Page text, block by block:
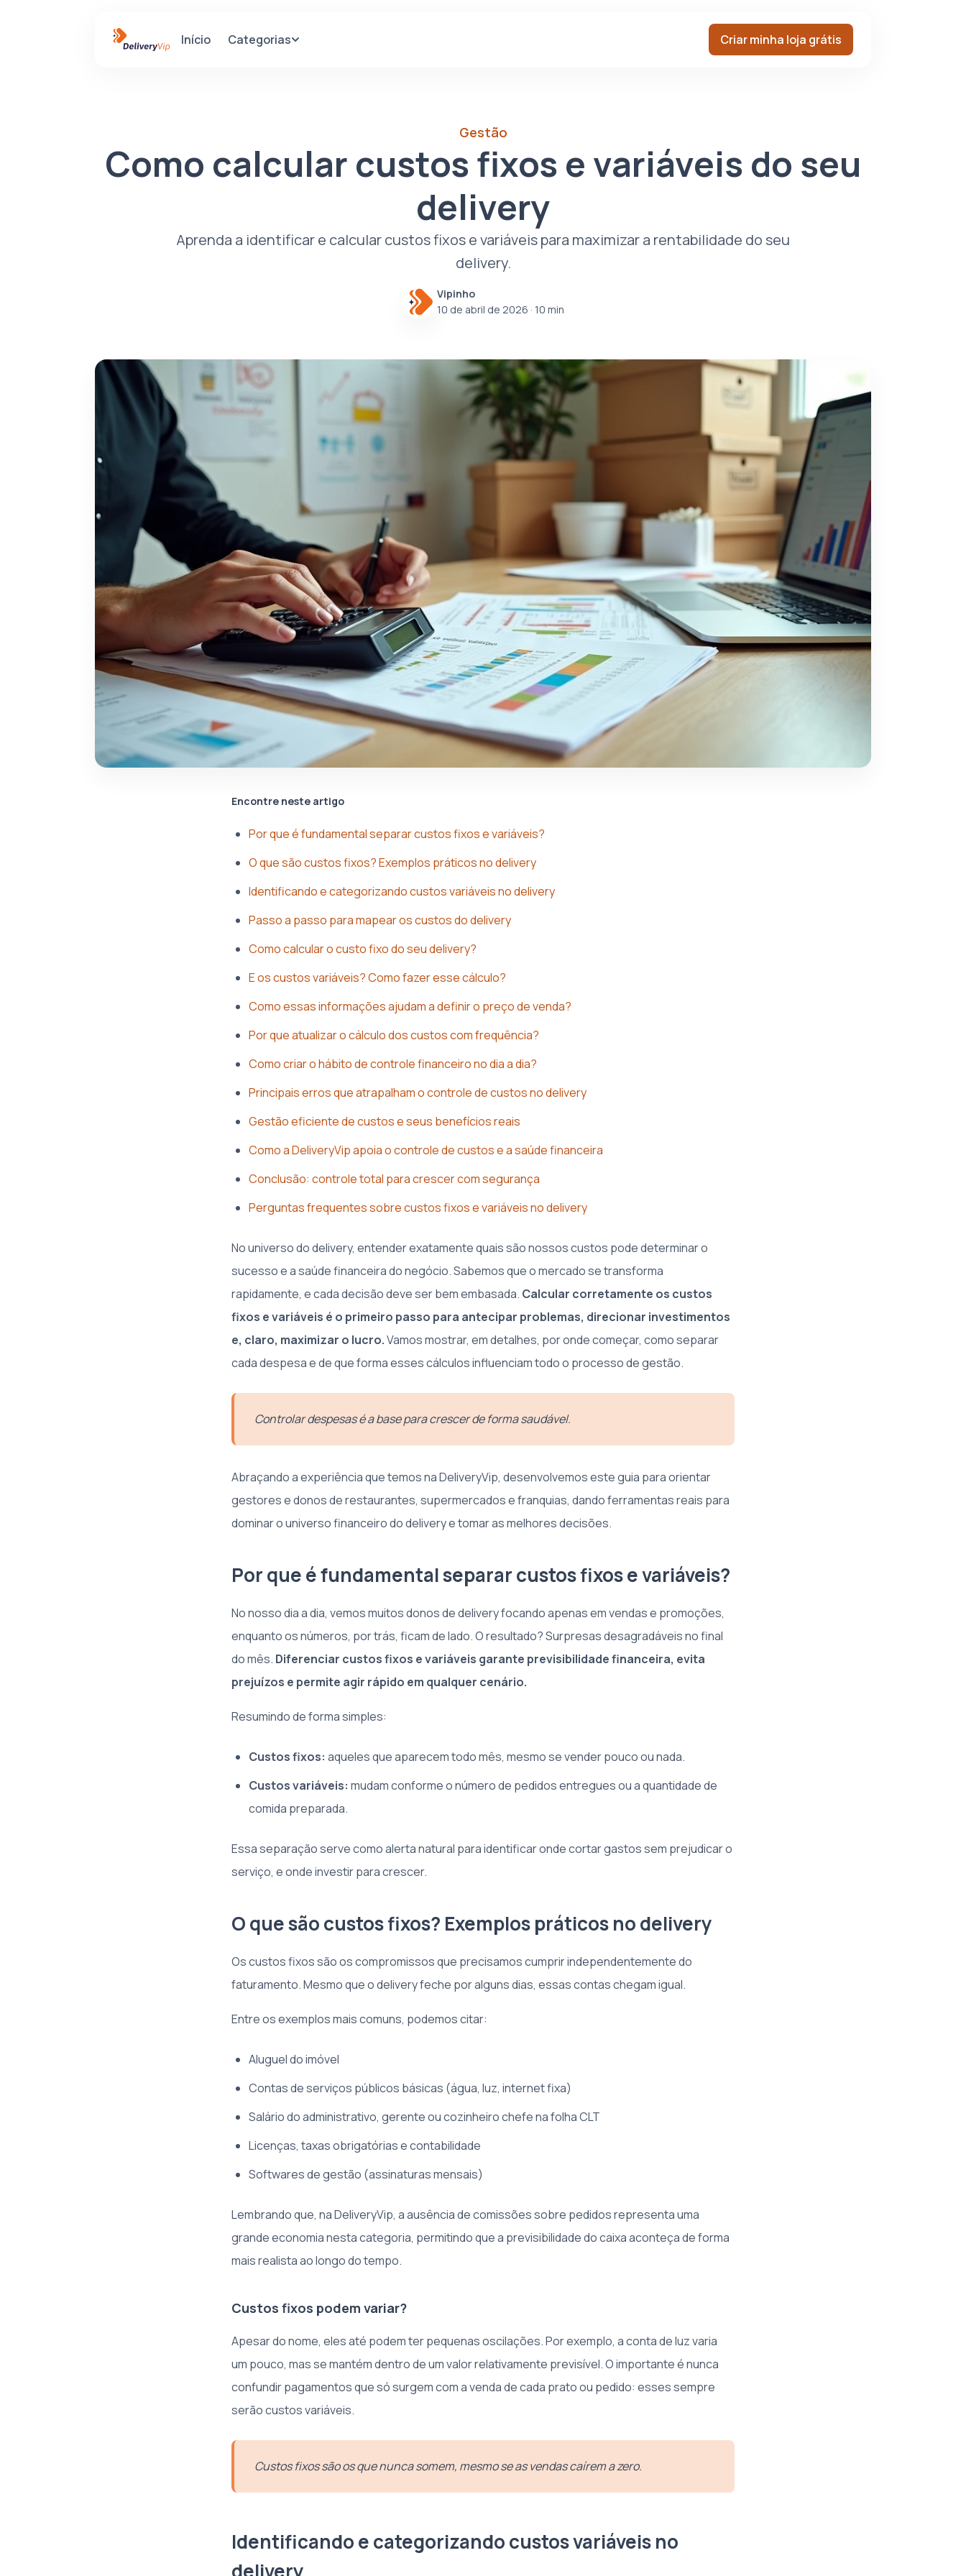
Início Categorias Criar minha loja grátis
Gestão
Como calcular custos fixos e variáveis do seu
delivery
Aprenda a identificar e calcular custos fixos e variáveis para maximizar a rentabilidade do seu
delivery.
Vipinho
10 de abril de 2026 · 10 min
Encontre neste artigo
Por que é fundamental separar custos fixos e variáveis?
O que são custos fixos? Exemplos práticos no delivery
Identificando e categorizando custos variáveis no delivery
Passo a passo para mapear os custos do delivery
Como calcular o custo fixo do seu delivery?
E os custos variáveis? Como fazer esse cálculo?
Como essas informações ajudam a definir o preço de venda?
Por que atualizar o cálculo dos custos com frequência?
Como criar o hábito de controle financeiro no dia a dia?
Principais erros que atrapalham o controle de custos no delivery
Gestão eficiente de custos e seus benefícios reais
Como a DeliveryVip apoia o controle de custos e a saúde financeira
Conclusão: controle total para crescer com segurança
Perguntas frequentes sobre custos fixos e variáveis no delivery
No universo do delivery, entender exatamente quais são nossos custos pode determinar o
sucesso e a saúde financeira do negócio. Sabemos que o mercado se transforma
rapidamente, e cada decisão deve ser bem embasada. Calcular corretamente os custos
fixos e variáveis é o primeiro passo para antecipar problemas, direcionar investimentos
e, claro, maximizar o lucro.Vamos mostrar, em detalhes, por onde começar, como separar
cada despesa e de que forma esses cálculos influenciam todo o processo de gestão.
Controlar despesas é a base para crescer de forma saudável.
Abraçando a experiência que temos na DeliveryVip, desenvolvemos este guia para orientar
gestores e donos de restaurantes, supermercados e franquias, dando ferramentas reais para
dominar o universo financeiro do delivery e tomar as melhores decisões.
Por que é fundamental separar custos fixos e variáveis?
No nosso dia a dia, vemos muitos donos de delivery focando apenas em vendas e promoções,
enquanto os números, por trás, ficam de lado. O resultado? Surpresas desagradáveis no final
do mês. Diferenciar custos fixos e variáveis garante previsibilidade financeira, evita
prejuízos e permite agir rápido em qualquer cenário.
Resumindo de forma simples:
Custos fixos: aqueles que aparecem todo mês, mesmo se vender pouco ou nada.
Custos variáveis: mudam conforme o número de pedidos entregues ou a quantidade de
comida preparada.
Essa separação serve como alerta natural para identificar onde cortar gastos sem prejudicar o
serviço, e onde investir para crescer.
O que são custos fixos? Exemplos práticos no delivery
Os custos fixos são os compromissos que precisamos cumprir independentemente do
faturamento. Mesmo que o delivery feche por alguns dias, essas contas chegam igual.
Entre os exemplos mais comuns, podemos citar:
Aluguel do imóvel
Contas de serviços públicos básicas (água, luz, internet fixa)
Salário do administrativo, gerente ou cozinheiro chefe na folha CLT
Licenças, taxas obrigatórias e contabilidade
Softwares de gestão (assinaturas mensais)
Lembrando que, na DeliveryVip, a ausência de comissões sobre pedidos representa uma
grande economia nesta categoria, permitindo que a previsibilidade do caixa aconteça de forma
mais realista ao longo do tempo.
Custos fixos podem variar?
Apesar do nome, eles até podem ter pequenas oscilações. Por exemplo, a conta de luz varia
um pouco, mas se mantém dentro de um valor relativamente previsível. O importante é nunca
confundir pagamentos que só surgem com a venda de cada prato ou pedido: esses sempre
serão custos variáveis.
Custos fixos são os que nunca somem, mesmo se as vendas caírem a zero.
Identificando e categorizando custos variáveis no